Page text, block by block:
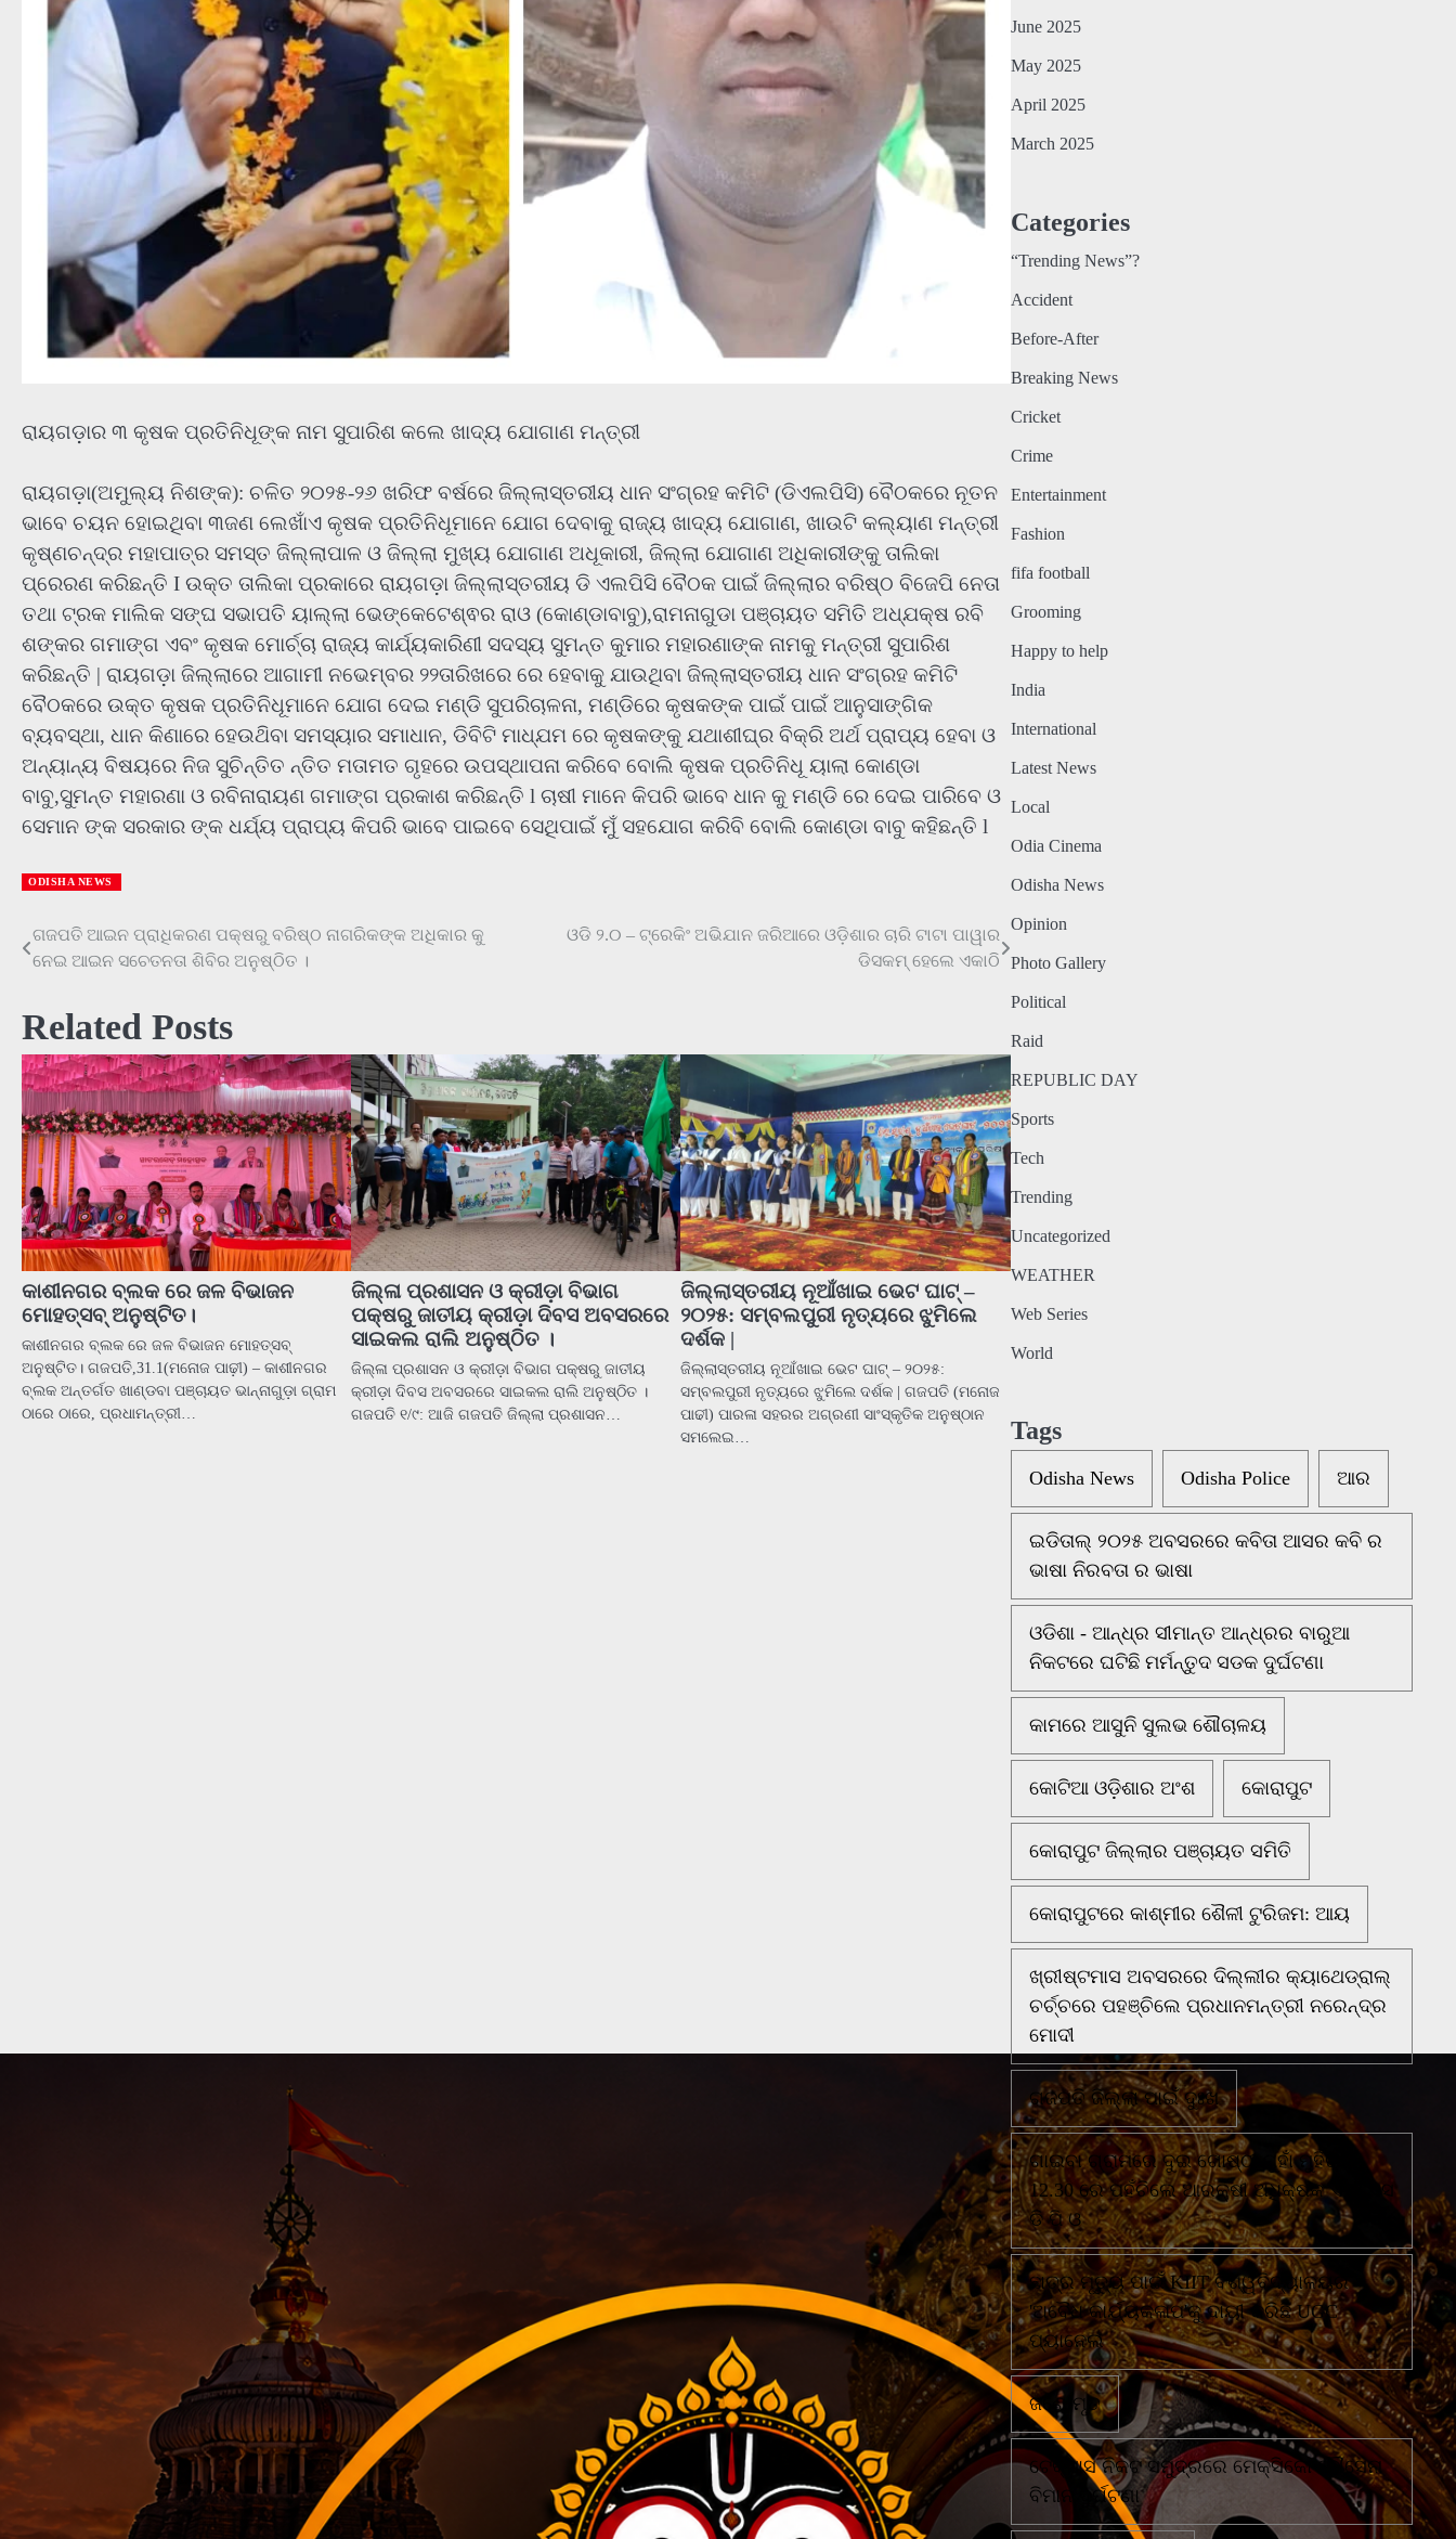
ରାୟଗଡ଼ାର ୩ କୃଷକ ପ୍ରତିନିଧୂଙ୍କ ନାମ ସୁପାରିଶ କଲେ ଖାଦ୍ୟ ଯୋଗାଣ ମନ୍ତ୍ରୀ
ରାୟଗଡ଼ା(ଅମୁଲ୍ୟ ନିଶଙ୍କ): ଚଳିତ ୨୦୨୫-୨୬ ଖରିଫ ବର୍ଷରେ ଜିଲ୍ଲାସ୍ତରୀୟ ଧାନ ସଂଗ୍ରହ କମିଟି (ଡିଏଲପିସି) ବୈଠକରେ ନୂତନ
ଭାବେ ଚୟନ ହୋଇଥିବା ୩ଜଣ ଲେଖାଁଏ କୃଷକ ପ୍ରତିନିଧୂମାନେ ଯୋଗ ଦେବାକୁ ରାଜ୍ୟ ଖାଦ୍ୟ ଯୋଗାଣ, ଖାଉଟି କଲ୍ୟାଣ ମନ୍ତ୍ରୀ
କୃଷ୍ଣଚନ୍ଦ୍ର ମହାପାତ୍ର ସମସ୍ତ ଜିଲ୍ଲାପାଳ ଓ ଜିଲ୍ଲା ମୁଖ୍ୟ ଯୋଗାଣ ଅଧୂକାରୀ, ଜିଲ୍ଲା ଯୋଗାଣ ଅଧିକାରୀଙ୍କୁ ତାଲିକା
ପ୍ରେରଣ କରିଛନ୍ତି I ଉକ୍ତ ତାଲିକା ପ୍ରକାରେ ରାୟଗଡ଼ା ଜିଲ୍ଲାସ୍ତରୀୟ ଡି ଏଲପିସି ବୈଠକ ପାଇଁ ଜିଲ୍ଲାର ବରିଷ୍ଠ ବିଜେପି ନେତା
ତଥା ଟ୍ରକ ମାଲିକ ସଙ୍ଘ ସଭାପତି ୟାଲ୍ଲା ଭେଙ୍କେଟେଶ୍ଵର ରାଓ (କୋଣ୍ଡାବାବୁ),ରାମନାଗୁଡା ପଞ୍ଚାୟତ ସମିତି ଅଧ୍ଯକ୍ଷ ରବି
ଶଙ୍କର ଗମାଙ୍ଗ ଏବଂ କୃଷକ ମୋର୍ଚ୍ଚା ରାଜ୍ୟ କାର୍ଯ୍ୟକାରିଣୀ ସଦସ୍ୟ ସୁମନ୍ତ କୁମାର ମହାରଣାଙ୍କ ନାମକୁ ମନ୍ତ୍ରୀ ସୁପାରିଶ
କରିଛନ୍ତି | ରାୟଗଡ଼ା ଜିଲ୍ଲାରେ ଆଗାମୀ ନଭେମ୍ବର ୨୨ତାରିଖରେ ରେ ହେବାକୁ ଯାଉଥିବା ଜିଲ୍ଲାସ୍ତରୀୟ ଧାନ ସଂଗ୍ରହ କମିଟି
ବୈଠକରେ ଉକ୍ତ କୃଷକ ପ୍ରତିନିଧୂମାନେ ଯୋଗ ଦେଇ ମଣ୍ଡି ସୁପରିଚାଳନା, ମଣ୍ଡିରେ କୃଷକଙ୍କ ପାଇଁ ପାଇଁ ଆନୁସାଙ୍ଗିକ
ବ୍ୟବସ୍ଥା, ଧାନ କିଣାରେ ହେଉଥ‌ିବା ସମସ୍ୟାର ସମାଧାନ, ଡିବିଟି ମାଧ୍ଯମ ରେ କୃଷକଙ୍କୁ ଯଥାଶୀଘ୍ର ବିକ୍ରି ଅର୍ଥ ପ୍ରାପ୍ୟ ହେବା ଓ
ଅନ୍ୟାନ୍ୟ ବିଷୟରେ ନିଜ ସୁଚିନ୍ତିତ ନ୍ତିତ ମତାମତ ଗୃହରେ ଉପସ୍ଥାପନା କରିବେ ବୋଲି କୃଷକ ପ୍ରତିନିଧୂ ୟାଲା କୋଣ୍ଡା
ବାବୁ,ସୁମନ୍ତ ମହାରଣା ଓ ରବିନାରାୟଣ ଗମାଙ୍ଗ ପ୍ରକାଶ କରିଛନ୍ତି l ଚାଷୀ ମାନେ କିପରି ଭାବେ ଧାନ କୁ ମଣ୍ଡି ରେ ଦେଇ ପାରିବେ ଓ
ସେମାନ ଙ୍କ ସରକାର ଙ୍କ ଧର୍ଯ୍ୟ ପ୍ରାପ୍ୟ କିପରି ଭାବେ ପାଇବେ ସେଥିପାଇଁ ମୁଁ ସହଯୋଗ କରିବି ବୋଲି କୋଣ୍ଡା ବାବୁ କହିଛନ୍ତି l
ODISHA NEWS
Post
ଗଜପତି ଆଇନ ପ୍ରାଧିକରଣ ପକ୍ଷରୁ ବରିଷ୍ଠ ନାଗରିକଙ୍କ ଅଧିକାର କୁ
ନେଇ ଆଇନ ସଚେତନତା ଶିବିର ଅନୁଷ୍ଠିତ ।
ଓଡି ୨.୦ – ଟ୍ରେକିଂ ଅଭିଯାନ ଜରିଆରେ ଓଡ଼ିଶାର ଚାରି ଟାଟା ପାୱାର
ଡିସକମ୍ ହେଲେ ଏକାଠି
Related Posts
କାଶୀନଗର ବ୍ଲକ ରେ ଜଳ ବିଭାଜନ
ମୋହତ୍ସବ୍ ଅନୁଷ୍ଟିତ।
କାଶୀନଗର ବ୍ଲକ ରେ ଜଳ ବିଭାଜନ ମୋହତ୍ସବ୍
ଅନୁଷ୍ଟିତ। ଗଜପତି,31.1(ମନୋଜ ପାଢ଼ୀ) – କାଶୀନଗର
ବ୍ଲକ ଅନ୍ତର୍ଗତ ଖାଣ୍ଡବା ପଞ୍ଚାୟତ ଭାନ୍ନାଗୁଡ଼ା ଗ୍ରାମ
ଠାରେ ଠାରେ, ପ୍ରଧାମନ୍ତ୍ରୀ…
ଜିଲ୍ଳା ପ୍ରଶାସନ ଓ କ୍ରୀଡ଼ା ବିଭାଗ
ପକ୍ଷରୁ ଜାତୀୟ କ୍ରୀଡ଼ା ଦିବସ ଅବସରରେ
ସାଇକଲ ରାଲି ଅନୁଷ୍ଠିତ ।
ଜିଲ୍ଳା ପ୍ରଶାସନ ଓ କ୍ରୀଡ଼ା ବିଭାଗ ପକ୍ଷରୁ ଜାତୀୟ
କ୍ରୀଡ଼ା ଦିବସ ଅବସରରେ ସାଇକଲ ରାଲି ଅନୁଷ୍ଠିତ ।
ଗଜପତି ୧/୯: ଆଜି ଗଜପତି ଜିଲ୍ଲା ପ୍ରଶାସନ…
ଜିଲ୍ଲାସ୍ତରୀୟ ନୂଆଁଖାଇ ଭେଟ ଘାଟ୍ –
୨୦୨୫: ସମ୍ବଲପୁରୀ ନୃତ୍ୟରେ ଝୁମିଲେ
ଦର୍ଶକ |
ଜିଲ୍ଲାସ୍ତରୀୟ ନୂଆଁଖାଇ ଭେଟ ଘାଟ୍ – ୨୦୨୫:
ସମ୍ବଲପୁରୀ ନୃତ୍ୟରେ ଝୁମିଲେ ଦର୍ଶକ | ଗଜପତି (ମନୋଜ
ପାଢୀ) ପାରଳା ସହରର ଅଗ୍ରଣୀ ସାଂସ୍କୃତିକ ଅନୁଷ୍ଠାନ
ସମଲେଇ…
June 2025
May 2025
April 2025
March 2025
Categories
“Trending News”?
Accident
Before-After
Breaking News
Cricket
Crime
Entertainment
Fashion
fifa football
Grooming
Happy to help
India
International
Latest News
Local
Odia Cinema
Odisha News
Opinion
Photo Gallery
Political
Raid
REPUBLIC DAY
Sports
Tech
Trending
Uncategorized
WEATHER
Web Series
World
Tags
Odisha News Odisha Police ଆର
ଇଡିତାଲ୍ ୨୦୨୫ ଅବସରରେ କବିତା ଆସର କବି ର
ଭାଷା ନିରବତା ର ଭାଷା
ଓଡିଶା - ଆନ୍ଧ୍ର ସୀମାନ୍ତ ଆନ୍ଧ୍ରର ବାରୁଆ
ନିକଟରେ ଘଟିଛି ମର୍ମନ୍ତୁଦ ସଡକ ଦୁର୍ଘଟଣା
କାମରେ ଆସୁନି ସୁଲଭ ଶୌଚାଳୟ
କୋଟିଆ ଓଡ଼ିଶାର ଅଂଶ କୋରାପୁଟ
କୋରାପୁଟ ଜିଲ୍ଲାର ପଞ୍ଚାୟତ ସମିତି
କୋରାପୁଟରେ କାଶ୍ମୀର ଶୈଳୀ ଟୁରିଜମ: ଆୟ
ଖ୍ରୀଷ୍ଟମାସ ଅବସରରେ ଦିଲ୍ଲୀର କ୍ୟାଥେଡ୍ରାଲ୍
ଚର୍ଚ୍ଚରେ ପହଞ୍ଚିଲେ ପ୍ରଧାନମନ୍ତ୍ରୀ ନରେନ୍ଦ୍ର
ମୋଦୀ
ଗଜପତି ଜିଲ୍ଲା ପାଇଁ ଦୁଃଖ
ଗାଇବା ଗ୍ରାମରେ ଦୁଇ ଗୋଷ୍ଠୀ ମୁହାଁ ମୁହିଁରାତି
12.30 ରେ ପହଁଚିଲେ ଆରକ୍ଷୀ ଅଧିକ୍ଷକ ଏବଂ ଏସ
ଡି ପି ଓ
ଛାତ୍ର ମୃତ୍ୟୁ ପାଇଁ KIIT ବିଶ୍ୱବିଦ୍ୟାଳୟର
'ଅବୈଧ କାର୍ଯ୍ୟକଳାପ'କୁ ଦାୟୀ କରିଛି UGC
ପ୍ୟାନେଲ
ଜଣେ ମୃତ
ଟେକ୍ସାସ ନିକଟ ସମୁଦ୍ରରେ ମେକ୍ସିକୋ ନୌସେନା
ବିମାନ ଦୁର୍ଘଟଣା